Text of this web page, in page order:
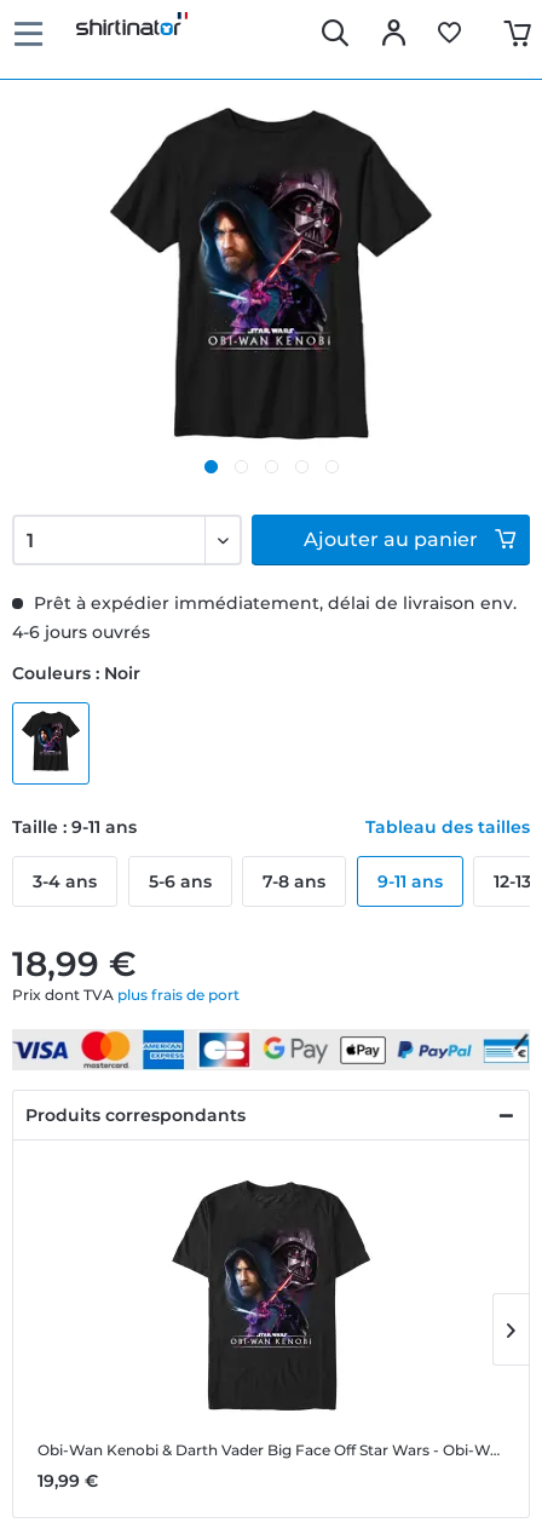
18,99 €
Prix dont TVA plus frais de port
Prêt à expédier immédiatement, délai de livraison env.
4-6 jours ouvrés
Couleurs : Noir
Taille : 9-11 ans Tableau des tailles
3-4 ans 5-6 ans 7-8 ans 9-11 ans 12-13
Ajouter au panier
Produits correspondants
Obi-Wan Kenobi & Darth Vader Big Face Off Star Wars - Obi-Wan Kenobi - Obi-Wan Kenobi & Darth Vader Big Face Off - Homme T-shirt
19,99 €